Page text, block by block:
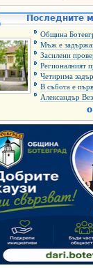
Последните
Община
Мъж е
Засилени
Регионалният
Четирима
В събота е
Александър